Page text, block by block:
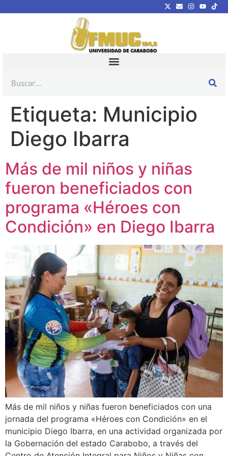
Etiqueta: Municipio
Diego Ibarra
Más de mil niños y niñas
fueron beneficiados con
programa «Héroes con
Condición» en Diego Ibarra
Más de mil niños y niñas fueron beneficiados con una
jornada del programa «Héroes con Condición» en el
municipio Diego Ibarra, en una actividad organizada por
la Gobernación del estado Carabobo, a través del